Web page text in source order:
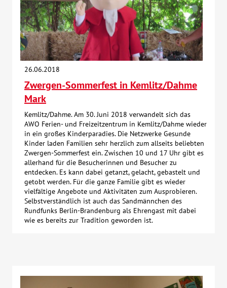
26.06.2018
Zwergen-Sommerfest in Kemlitz/Dahme
Mark
Kemlitz/Dahme. Am 30. Juni 2018 verwandelt sich das
AWO Ferien- und Freizeitzentrum in Kemlitz/Dahme wieder
in ein großes Kinderparadies. Die Netzwerke Gesunde
Kinder laden Familien sehr herzlich zum allseits beliebten
Zwergen-Sommerfest ein. Zwischen 10 und 17 Uhr gibt es
allerhand für die Besucherinnen und Besucher zu
entdecken. Es kann dabei getanzt, gelacht, gebastelt und
getobt werden. Für die ganze Familie gibt es wieder
vielfältige Angebote und Aktivitäten zum Ausprobieren.
Selbstverständlich ist auch das Sandmännchen des
Rundfunks Berlin-Brandenburg als Ehrengast mit dabei
wie es bereits zur Tradition geworden ist.